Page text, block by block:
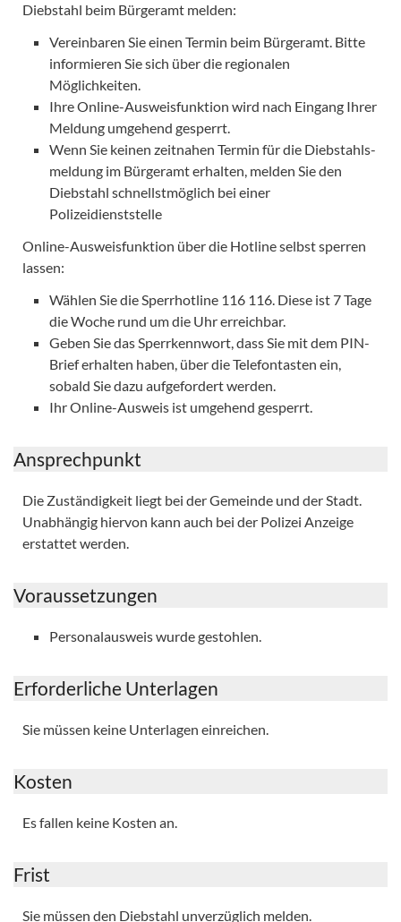
Diebstahl beim Bürgeramt melden:
Vereinbaren Sie einen Termin beim Bürgeramt. Bitte
informieren Sie sich über die regionalen
Möglichkeiten.
Ihre Online-Ausweisfunktion wird nach Eingang Ihrer
Meldung umgehend gesperrt.
Wenn Sie keinen zeitnahen Termin für die Diebstahls­
meldung im Bürgeramt erhalten, melden Sie den
Diebstahl schnellstmöglich bei einer
Polizeidienststelle
Online-Ausweisfunktion über die Hotline selbst sperren
lassen:
Wählen Sie die Sperrhotline 116 116. Diese ist 7 Tage
die Woche rund um die Uhr erreichbar.
Geben Sie das Sperrkennwort, dass Sie mit dem PIN-
Brief erhalten haben, über die Telefontasten ein,
sobald Sie dazu aufgefordert werden.
Ihr Online-Ausweis ist umgehend gesperrt.
Ansprechpunkt
Die Zuständigkeit liegt bei der Gemeinde und der Stadt.
Unabhängig hiervon kann auch bei der Polizei Anzeige
erstattet werden.
Voraussetzungen
Personalausweis wurde gestohlen.
Erforderliche Unterlagen
Sie müssen keine Unterlagen einreichen.
Kosten
Es fallen keine Kosten an.
Frist
Sie müssen den Diebstahl unverzüglich melden.